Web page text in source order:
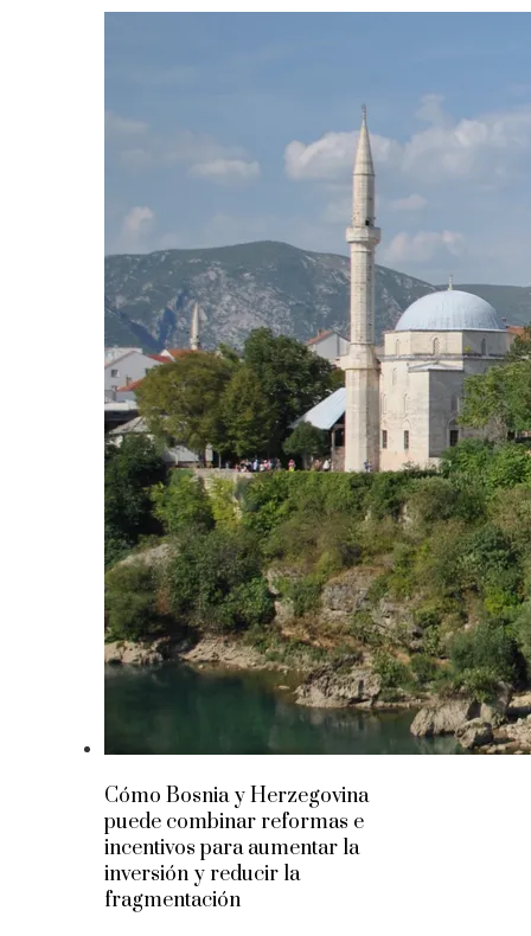
Cómo Bosnia y Herzegovina
puede combinar reformas e
incentivos para aumentar la
inversión y reducir la
fragmentación